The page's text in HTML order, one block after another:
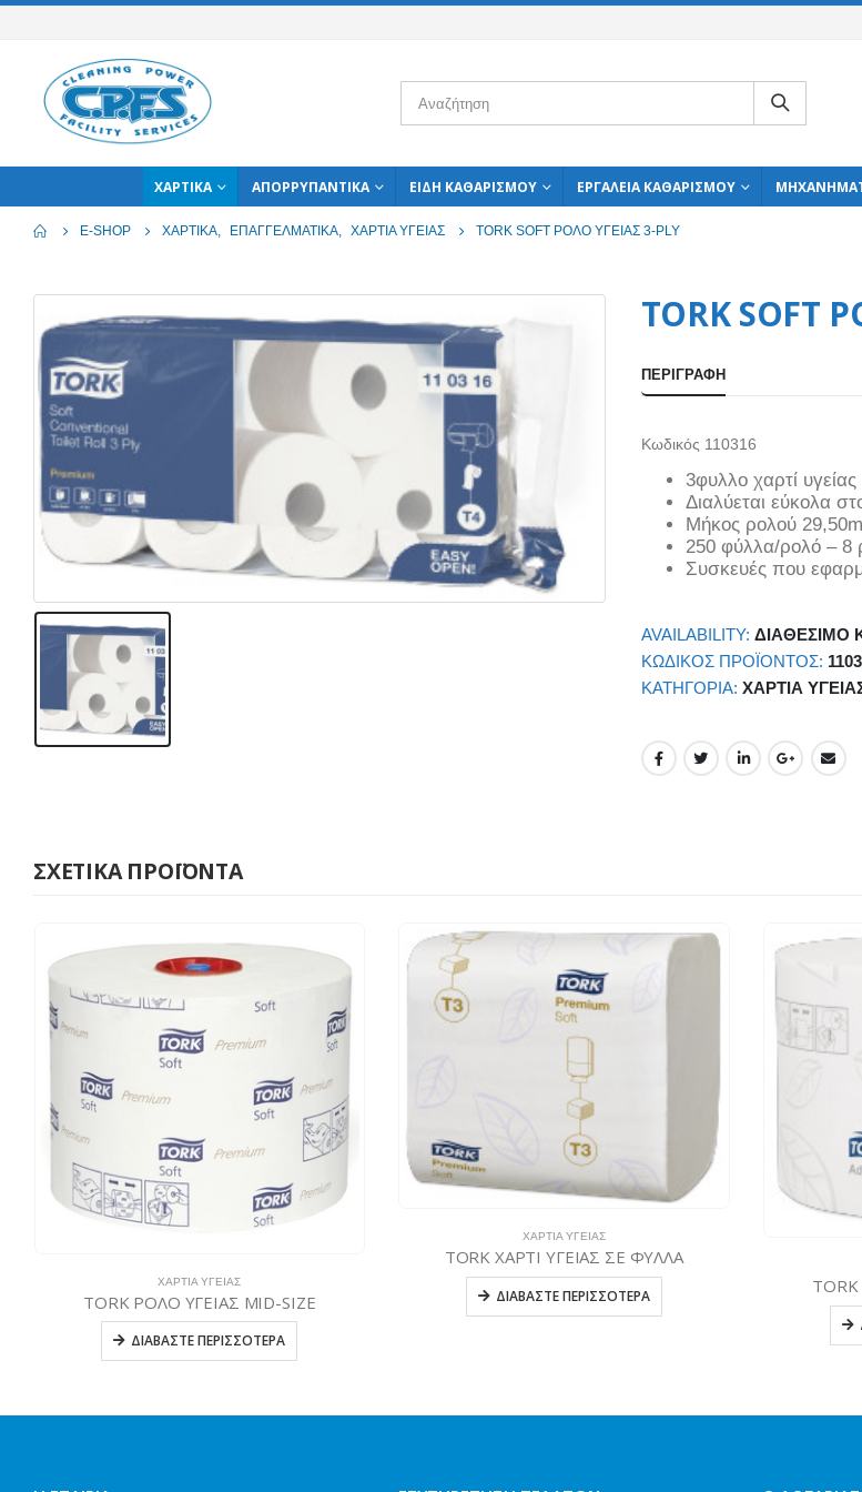
ΧΑΡΤΙΚΆ ΑΠΟΡΡΥΠΑΝΤΙΚΆ ΕΊΔΗ ΚΑΘΑΡΙΣΜΟΎ ΕΡΓΑΛΕΊΑ ΚΑΘΑΡΙΣΜΟΎ
E-SHOP ΧΑΡΤΙΚΆ, ΕΠΑΓΓΕΛΜΑΤΙΚΆ, ΧΑΡΤΙΆ ΥΓΕΊΑΣ TORK SOFT ΡΟΛΟ ΥΓΕΙΑΣ 3-PLY
TORK SOFT
ΠΕΡΙΓΡΑΦΉ
Κωδικός 110316
3φυλλο χαρτί υγείας
Διαλύεται εύκολα
Μήκος ρολού
250 φύλλα/ρολό – 8
Συσκευές που
AVAILABILITY: ΔΙΑΘΈΣΙΜΟ
ΚΩΔΙΚΌΣ ΠΡΟΪΌΝΤΟΣ:
ΚΑΤΗΓΟΡΊΑ: ΧΑΡΤΙΆ
ΣΧΕΤΙΚΆ ΠΡΟΪΌΝΤΑ
ΧΑΡΤΙΆ ΥΓΕΊΑΣ
TORK ΡΟΛΟ ΥΓΕΙΑΣ MID-SIZE
ΔΙΑΒΆΣΤΕ ΠΕΡΙΣΣΌΤΕΡΑ
ΧΑΡΤΙΆ ΥΓΕΊΑΣ
TORK ΧΑΡΤΙ ΥΓΕΙΑΣ ΣΕ ΦΥΛΛΑ
ΔΙΑΒΆΣΤΕ ΠΕΡΙΣΣΌΤΕΡΑ